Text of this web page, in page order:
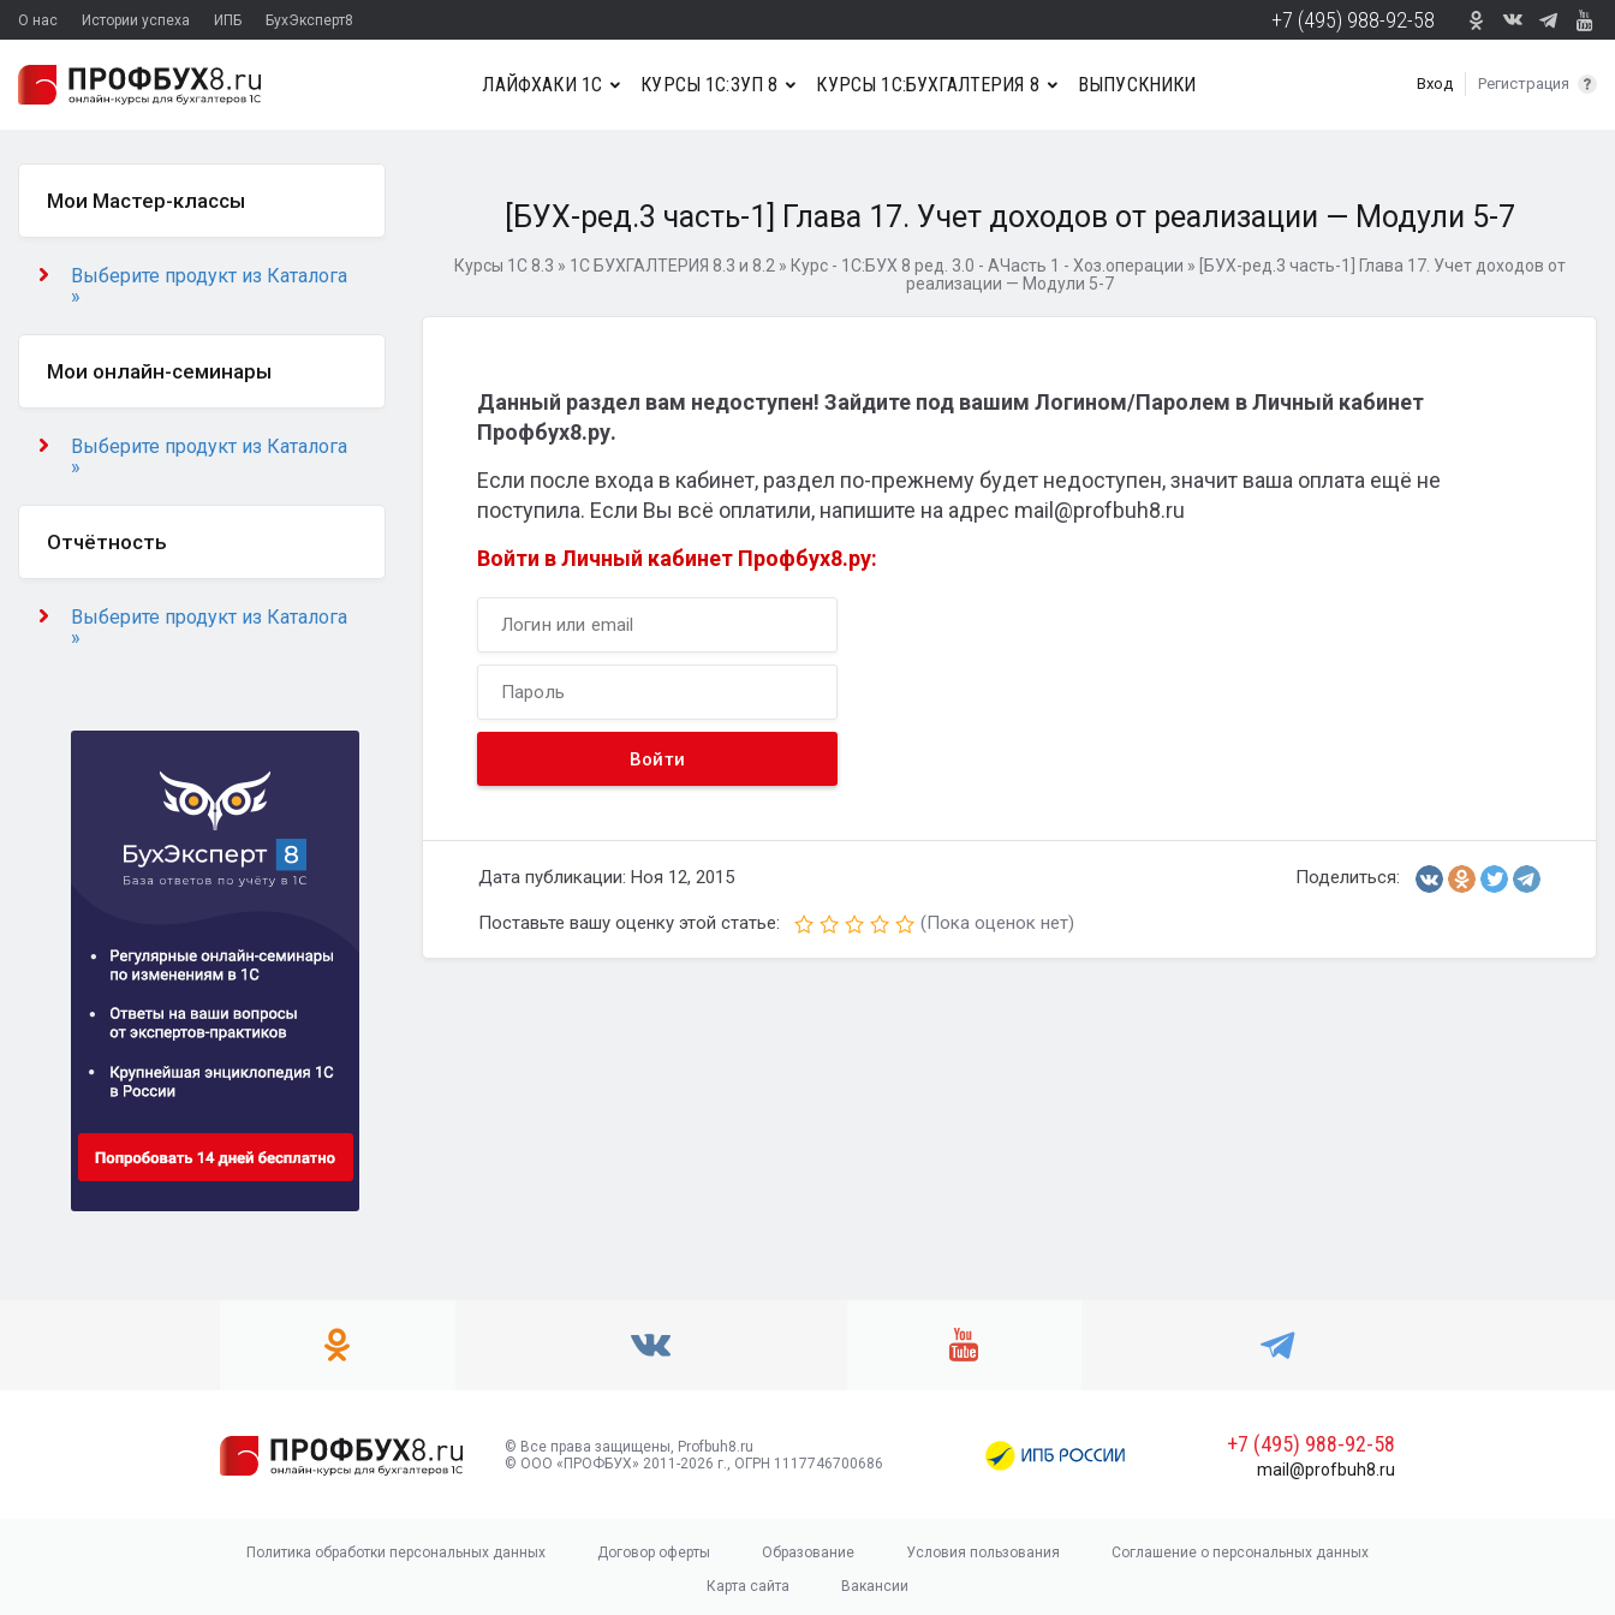
О нас Истории успеха ИПБ БухЭксперт8 +7 (495) 988-92-58
Вход Регистрация
ЛАЙФХАКИ 1С КУРСЫ 1С:ЗУП 8 КУРСЫ 1С:БУХГАЛТЕРИЯ 8 ВЫПУСКНИКИ
[БУХ-ред.3 часть-1] Глава 17. Учет доходов от реализации — Модули 5-7
Курсы 1С 8.3 » 1С БУХГАЛТЕРИЯ 8.3 и 8.2 » Курс - 1С:БУХ 8 ред. 3.0 - АЧасть 1 - Хоз.операции »
[БУХ-ред.3 часть-1] Глава 17. Учет доходов от
реализации — Модули 5-7
Данный раздел вам недоступен! Зайдите под вашим Логином/Паролем в Личный кабинет
Профбух8.ру.
Если после входа в кабинет, раздел по-прежнему будет недоступен, значит ваша оплата ещё не
поступила. Если Вы всё оплатили, напишите на адрес mail@profbuh8.ru
Войти в Личный кабинет Профбух8.ру:
Дата публикации: Ноя 12, 2015 Поделиться:
Поставьте вашу оценку этой статье: (Пока оценок нет)
Мои Мастер-классы
Выберите продукт из Каталога
»
Мои онлайн-семинары
Выберите продукт из Каталога
»
Отчётность
Выберите продукт из Каталога
»
© Все права защищены, Profbuh8.ru
© ООО «ПРОФБУХ» 2011-2026 г., ОГРН 1117746700686
+7 (495) 988-92-58
mail@profbuh8.ru
Политика обработки персональных данных Договор оферты Образование Условия пользования
Соглашение о персональных данных
Карта сайта
Вакансии